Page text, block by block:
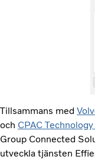
Tillsammans med
och CPAC
Group Connected
utveckla tjänsten